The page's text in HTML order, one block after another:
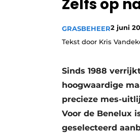
Vacature
Video’s
Zelfs op
GRASBEHEER2 juni
Tekst door Kris
Sinds 1988
hoogwaardige
precieze mes-
Voor de Benelux
geselecteerd